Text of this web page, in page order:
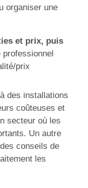
organiser une
et prix, puis
professionnel
prix
des installations
coûteuses et
secteur où les
Un autre
conseils de
les